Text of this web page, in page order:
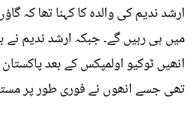
ارشد ندیم کی والدہ کا کہنا تھا کہ
میں ہی رہیں گے۔ جبکہ ارشد ندیم نے
انھیں ٹوکیو اولمپکس کے بعد
تھی جسے انھوں نے فوری طور پر